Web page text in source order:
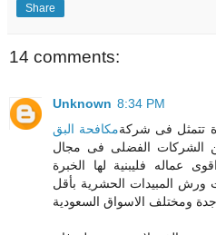
Share
14 comments:
Unknown 8:34 PM
تتمثل فى شركةمكافحة البق
الشركات الفضلى فى مجال
عماله فليبنية لها الخبرة
ورش المبيدات الحشرية بأقل
ومختلف الاسواق السعودية